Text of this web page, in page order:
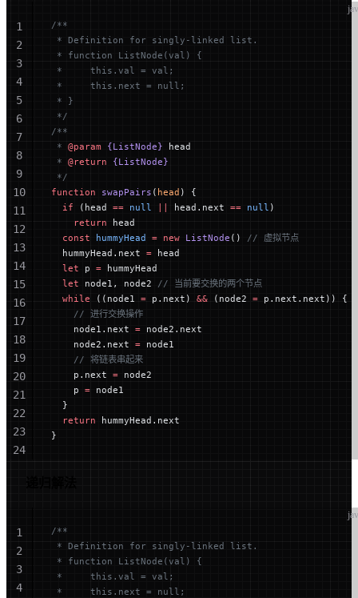
/**
* Definition for singly-linked list.
* function ListNode(val) {
*     this.val = val;
*     this.next = null;
* }
*/
/**
* @param {ListNode} head
* @return {ListNode}
*/
function swapPairs ( head ) {
  if
(head == null || head.next == null )
    return
head
  const
hummyHead = new ListNode () // 虚拟节点
  hummyHead.next
= head
  let
p = hummyHead
  let
node1, node2 // 当前要交换的两个节点
  while
((node1 = p.next) && (node2 = p.next.next)) {
    // 进行交换操作
    node1.next
= node2.next
    node2.next
= node1
    // 将链表串起来
    p.next
= node2
    p
= node1
  }
  return
hummyHead.next
}
1
2
3
4
5
6
7
8
9
10
11
12
13
14
15
16
17
18
19
20
21
22
23
24
/**
* Definition for singly-linked list.
* function ListNode(val) {
*     this.val = val;
*     this.next = null;
1
2
3
4